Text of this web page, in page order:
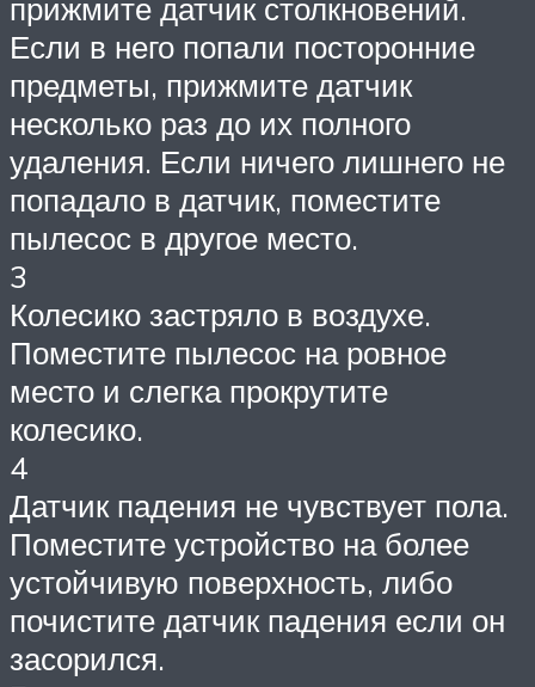
прижмите датчик столкновений.
Если в него попали посторонние
предметы, прижмите датчик
несколько раз до их полного
удаления. Если ничего лишнего не
попадало в датчик, поместите
пылесос в другое место.
3
Колесико застряло в воздухе.
Поместите пылесос на ровное
место и слегка прокрутите
колесико.
4
Датчик падения не чувствует пола.
Поместите устройство на более
устойчивую поверхность, либо
почистите датчик падения если он
засорился.